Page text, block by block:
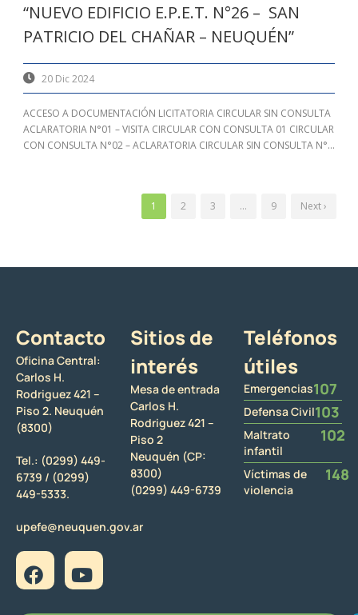
“NUEVO EDIFICIO E.P.E.T. N°26 – SAN
PATRICIO DEL CHAÑAR – NEUQUÉN”
20 Dic 2024
ACCESO A DOCUMENTACIÓN LICITATORIA CIRCULAR SIN CONSULTA
ACLARATORIA N°01 – VISITA CIRCULAR CON CONSULTA 01 CIRCULAR
CON CONSULTA N°02 – ACLARATORIA CIRCULAR SIN CONSULTA N°...
1 2 3 … 9 Next ›
Contacto
Oficina Central:
Carlos H.
Rodriguez 421 –
Piso 2. Neuquén
(8300)
Tel.: (0299) 449-
6739 / (0299)
449-5333.
upefe@neuquen.gov.ar
Sitios de
interés
Mesa de entrada
Carlos H.
Rodriguez 421 –
Piso 2
Neuquén (CP:
8300)
(0299) 449-6739
Teléfonos
útiles
Emergencias107
Defensa Civil103
Maltrato
infantil
102
Víctimas de
violencia
148